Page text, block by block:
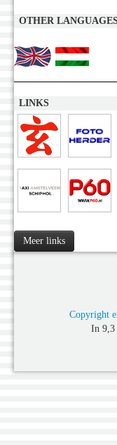
OTHER
LINKS
Meer links
Copyright
In 9,3